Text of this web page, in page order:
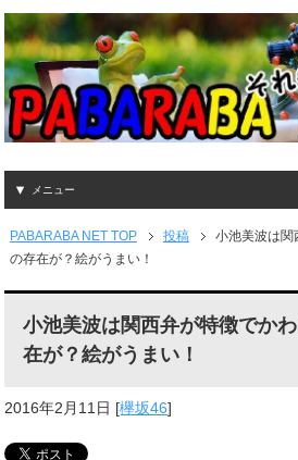
メニュー
PABARABA NET TOP 投稿
小池美波は関
の存在が？絵がうまい！
小池美波は関西弁が特徴でか
在が？絵がうまい！
2016年2月11日 [欅坂46]